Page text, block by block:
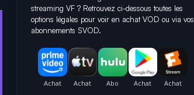
古 古
streaming VF ? Retrouvez ci-dessous toutes les
options légales pour voir en achat VOD ou via vos
abonnements SVOD.